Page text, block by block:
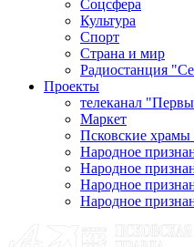
Соцсфера
Культура
Спорт
Страна и мир
Радиостанция
Проекты
телеканал
Маркет
Псковские
Народное
Народное
Народное
Народное